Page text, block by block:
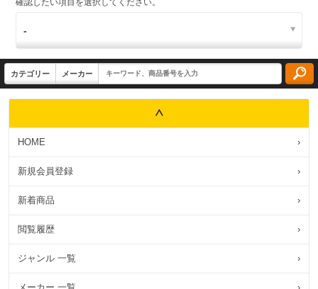
確認したい項目を選択してください。
HOME ›
新規会員登録 ›
新着商品 ›
閲覧履歴 ›
ジャンル 一覧 ›